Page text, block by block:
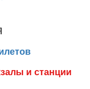
и станции